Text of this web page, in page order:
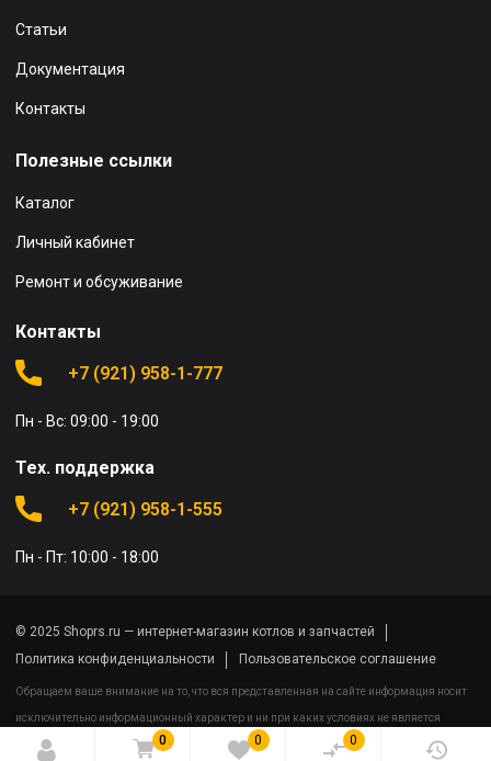
0 0 0
Статьи
Документация
Контакты
Полезные ссылки
Каталог
Личный кабинет
Ремонт и обсуживание
Контакты
+7 (921) 958-1-777
Пн - Вс: 09:00 - 19:00
Тех. поддержка
+7 (921) 958-1-555
Пн - Пт: 10:00 - 18:00
© 2025 Shoprs.ru — интернет-магазин котлов и запчастей
Политика конфиденциальности
Пользовательское соглашение
Обращаем ваше внимание на то, что вся представленная на сайте информация носит
исключительно информационный характер и ни при каких условиях не является
публичной офертой определяемой положениями Статьи 437(2) Гражданского кодекса